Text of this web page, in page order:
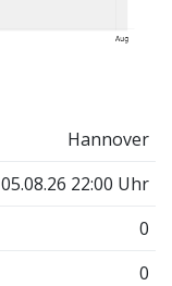
Hannover
05.08.26 22:00 Uhr
0
0